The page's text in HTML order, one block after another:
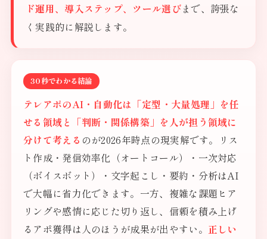
ド運用、導入ステップ、ツール選びまで、誇張な
く実践的に解説します。
30秒でわかる結論
テレアポのAI・自動化は「定型・大量処理」を任
せる領域と「判断・関係構築」を人が担う領域に
分けて考える のが2026年時点の現実解です。リス
ト作成・発信効率化（オートコール）・一次対応
（ボイスボット）・文字起こし・要約・分析はAI
で大幅に省力化できます。一方、複雑な課題ヒア
リングや感情に応じた切り返し、信頼を積み上げ
るアポ獲得は人のほうが成果が出やすい。 正しい